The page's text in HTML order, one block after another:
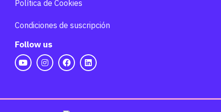
Política de Cookies
Condiciones de suscripción
Follow us